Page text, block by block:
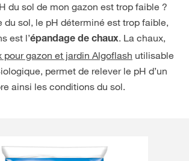
du sol de mon gazon est trop faible ?
du sol, le pH déterminé est trop faible,
est l’épandage de chaux. La chaux,
pour gazon et jardin Algoflash utilisable
permet de relever le pH d’un
ainsi les conditions du sol.